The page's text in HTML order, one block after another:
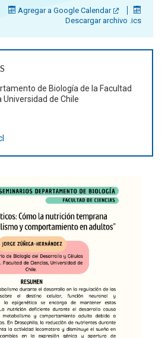
de Biología de la Facultad
Universidad de Chile
Agregar a Google Calendar
Descargar archivo .ics